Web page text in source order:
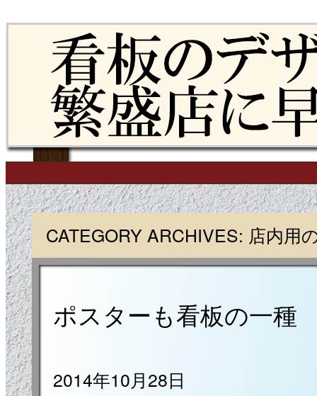
Main menu
CATEGORY ARCHIVES: 店内用
ポスターも看板の一種
2014年10月28日